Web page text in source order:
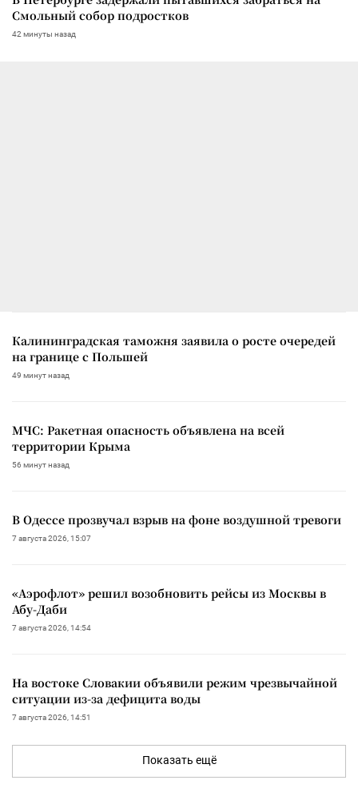
Смольный собор подростков
42 минуты назад
Калининградская таможня заявила о росте очередей
на границе с Польшей
49 минут назад
МЧС: Ракетная опасность объявлена на всей
территории Крыма
56 минут назад
В Одессе прозвучал взрыв на фоне воздушной тревоги
7 августа 2026, 15:07
«Аэрофлот» решил возобновить рейсы из Москвы в
Абу-Даби
7 августа 2026, 14:54
На востоке Словакии объявили режим чрезвычайной
ситуации из-за дефицита воды
7 августа 2026, 14:51
Показать ещё